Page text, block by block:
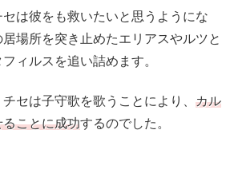
は彼をも救いたいと思うようにな
場所を突き止めたエリアスやルツと
ィルスを追い詰めます。
セは子守歌を歌うことにより、 カル
ことに成功するのでした。